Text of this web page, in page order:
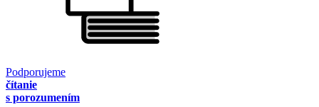
Podporujeme
čítanie
s porozumením